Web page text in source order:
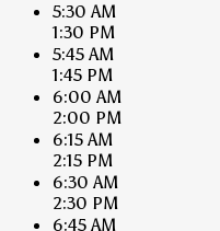
5:30 AM
1:30 PM
5:45 AM
1:45 PM
6:00 AM
2:00 PM
6:15 AM
2:15 PM
6:30 AM
2:30 PM
6:45 AM